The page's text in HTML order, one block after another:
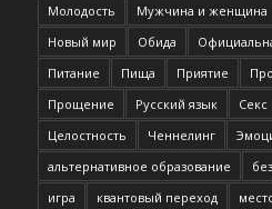
Молодость
Мужчина и женщина
Новый мир
Обида
Питание
Пища Приятие
Прощение
Русский язык Секс
Целостность
Ченнелинг
альтернативное образование
игра
квантовый переход